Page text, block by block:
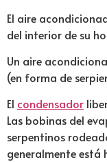
El aire
del interior de su
Un aire
(en forma de
El condensador
Las bobinas del
serpentinos
generalmente está